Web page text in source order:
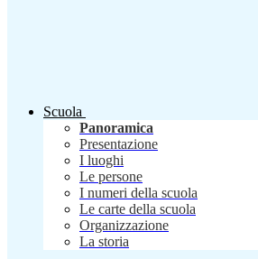
Scuola
Panoramica
Presentazione
I luoghi
Le persone
I numeri della scuola
Le carte della scuola
Organizzazione
La storia